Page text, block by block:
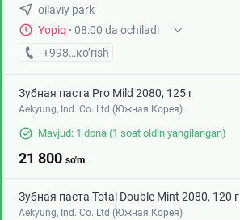
oilaviy park
Yopiq · 08:00 da ochiladi
+998 (87) XXX-XX-XX
кo’rish
Зубная паста Pro Mild 2080, 125 г
Aekyung, Ind. Co. Ltd (Южная Корея)
Mavjud: 1 dona (1 soat oldin yangilangan)
21 800 so'm
Зубная паста Total Double Mint 2080, 120 г
Aekyung, Ind. Co. Ltd (Южная Корея)